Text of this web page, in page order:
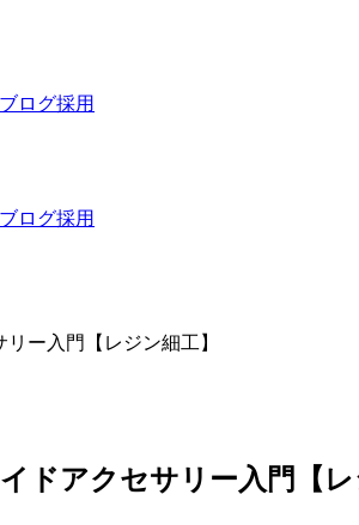
ブログ採用
ブログ採用
ー入門【レジン細工】
ドアクセサリー入門【レ